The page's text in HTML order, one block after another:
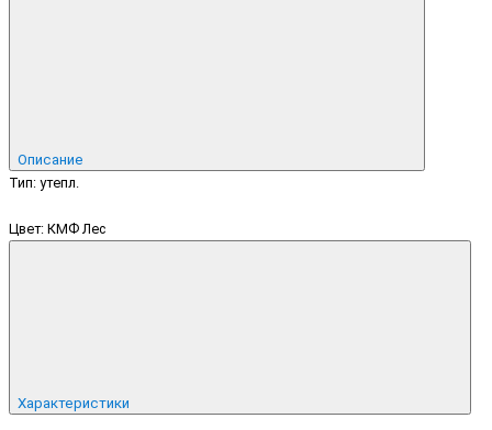
Описание
Тип: утепл.
Цвет: КМФ Лес
Характеристики